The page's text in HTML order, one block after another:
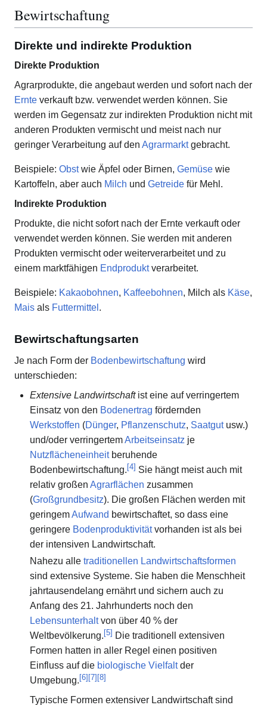
Bewirtschaftung
Direkte und indirekte Produktion
Direkte Produktion
Agrarprodukte, die angebaut werden und sofort nach der
Ernte verkauft bzw. verwendet werden können. Sie
werden im Gegensatz zur indirekten Produktion nicht mit
anderen Produkten vermischt und meist nach nur
geringer Verarbeitung auf den Agrarmarktgebracht.
Beispiele: Obstwie Äpfel oder Birnen, Gemüse wie
Kartoffeln, aber auch Milch und Getreide für Mehl.
Indirekte Produktion
Produkte, die nicht sofort nach der Ernte verkauft oder
verwendet werden können. Sie werden mit anderen
Produkten vermischt oder weiterverarbeitet und zu
einem marktfähigen Endproduktverarbeitet.
Beispiele: Kakaobohnen, Kaffeebohnen, Milch als Käse,
Mais als Futtermittel .
Bewirtschaftungsarten
Je nach Form der Bodenbewirtschaftung wird
unterschieden:
Extensive Landwirtschaftist eine auf verringertem
Einsatz von den Bodenertrag fördernden
Werkstoffen (Dünger, Pflanzenschutz, Saatgutusw.)
und/oder verringertemArbeitseinsatz je
Nutzflächeneinheitberuhende
Bodenbewirtschaftung.[4] Sie hängt meist auch mit
relativ großen Agrarflächen zusammen
(Großgrundbesitz). Die großen Flächen werden mit
geringemAufwand bewirtschaftet, so dass eine
geringere Bodenproduktivitätvorhanden ist als bei
der intensiven Landwirtschaft.
Nahezu alle traditionellen Landwirtschaftsformen
sind extensive Systeme. Sie haben die Menschheit
jahrtausendelang ernährt und sichern auch zu
Anfang des 21. Jahrhunderts noch den
Lebensunterhaltvon über 40 % der
Weltbevölkerung.[5] Die traditionell extensiven
Formen hatten in aller Regel einen positiven
Einfluss auf die biologische Vielfaltder
Umgebung.[6][7][8]
Typische Formen extensiver Landwirtschaft sind